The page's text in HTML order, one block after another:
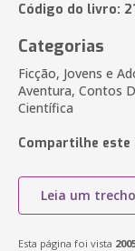
Código do livro:
Categorias
Ficção, Jovens e
Aventura, Contos
Científica
Compartilhe este
Leia um trecho
Esta página foi vista